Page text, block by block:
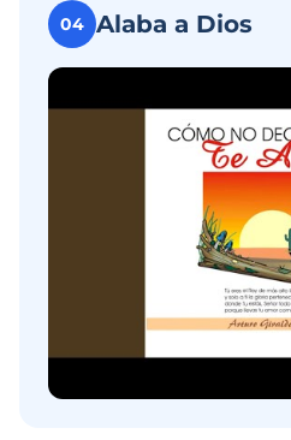
04 Alaba a Dios